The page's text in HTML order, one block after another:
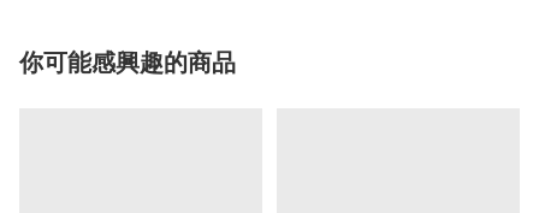
你可能感興趣的商品